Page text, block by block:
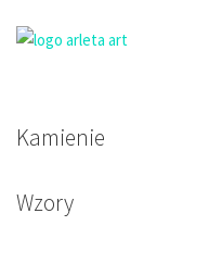
nawigacji
treści
BRANSOLETKI DAMSKIE
BRANSOLETKI MĘSKIE
Kamienie
Wzory